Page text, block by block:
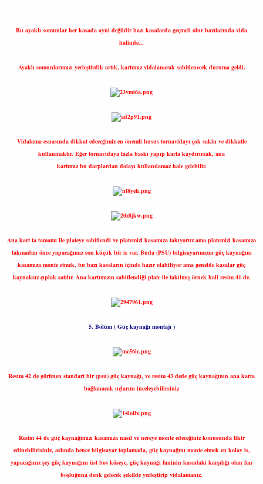
Bu ayaklı somunlar her kasada ayni değildir bazı kasalarda geçmeli olur bazılarında vida
halinde...
Ayaklı somunlarımızı yerleştirdik artık, kartımız vidalanarak sabitlenecek duruma geldi.
Vidalama esnasında dikkat edeceğimiz en önemli husus tornavidayı çok sakin ve dikkatle
kullanmaktır. Eğer tornavidaya fazla baskı yapıp karta kaydırırsak, ana
kartımız bu darplardan dolayı kullanılamaz hale gelebilir.
Ana kart ta tamamı ile plateye sabitlendi ve platemizi kasamıza takıyoruz ama platemizi kasamıza
takmadan önce yapacağımız son küçük bir is var. Buda (PSU) bilgisayarımızın güç kaynağını
kasamıza monte etmek, bu bazı kasaların içinde hazır olabiliyor ama genelde kasalar güç
kaynaksız çıplak satılır. Ana kartımızın sabitlendiği plate ile takılmış örnek hali resim 41 de.
5. Bölüm ( Güç kaynağı montajı )
Resim 42 de görünen standart bir (psu) güç kaynağı, ve resim 43 dede güç kaynağının ana karta
bağlanacak uçlarını inceleyebilirsiniz
Resim 44 de güç kaynağımızı kasamıza nasıl ve nereye monte edeceğiniz konusunda fikir
edinebilirisiniz, aslında bence bilgisayar toplamada, güç kaynağını monte etmek en kolay is,
yapacağınız şey güç kaynağını üst bos köseye, güç kaynağı faninin kasadaki karşılığı olan fan
boşluğuna denk gelecek şekilde yerleştirip vidalamanız.